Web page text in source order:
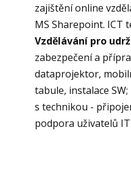
zajištění online
MS Sharepoint. ICT
Vzdělávání pro
zabezpečení a
dataprojektor,
tabule, instalace
s technikou -
podpora uživatelů